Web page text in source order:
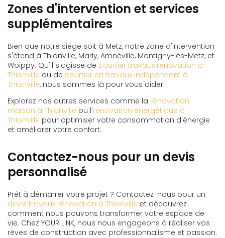
Zones d'intervention et services
supplémentaires
Bien que notre siège soit à Metz, notre zone d'intervention
s'étend à Thionville, Marly, Amnéville, Montigny-lès-Metz, et
Woippy. Qu'il s'agisse de courtier travaux rénovation à
Thionville ou de courtier en travaux indépendant à
Thionville, nous sommes là pour vous aider.
Explorez nos autres services comme la rénovation
maison à Thionville ou l'rénovation énergétique à
Thionville pour optimiser votre consommation d'énergie
et améliorer votre confort.
Contactez-nous pour un devis
personnalisé
Prêt à démarrer votre projet ? Contactez-nous pour un
devis travaux rénovation à Thionville et découvrez
comment nous pouvons transformer votre espace de
vie. Chez YOUR LINK, nous nous engageons à réaliser vos
rêves de construction avec professionnalisme et passion.